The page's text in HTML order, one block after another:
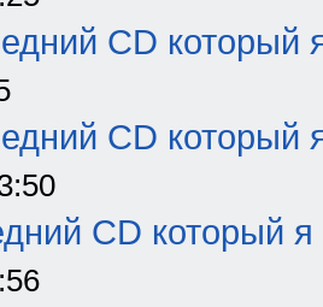
CD который
CD который
CD который я